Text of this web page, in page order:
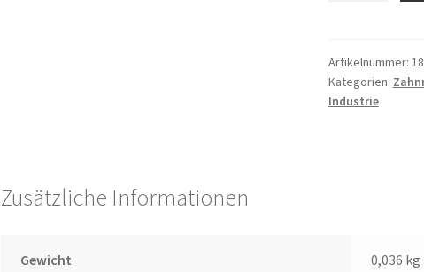
Menge
Artikelnummer:
Kategorien:
Industrie
Zusätzliche Informationen
Gewicht 0,036 kg